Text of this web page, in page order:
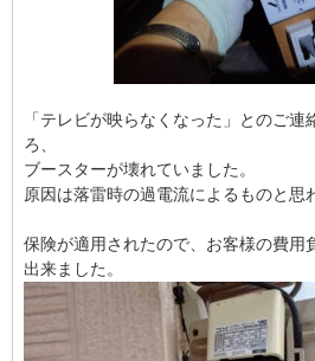
「テレビが映らなくなった」とのご連
ろ、
ブースターが壊れていました。
原因は落雷時の過電流によるものと思
保険が適用されたので、お客様の費用
出来ました。